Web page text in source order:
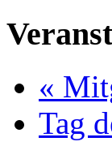
«
Tag